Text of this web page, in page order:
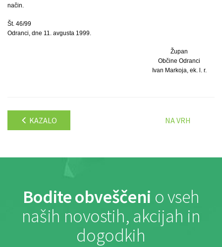
način.
Št. 46/99
Odranci, dne 11. avgusta 1999.
Župan
Občine Odranci
Ivan Markoja, ek. l. r.
KAZALO NA VRH
Bodite obveščeni o vseh
naših novostih, akcijah in
dogodkih